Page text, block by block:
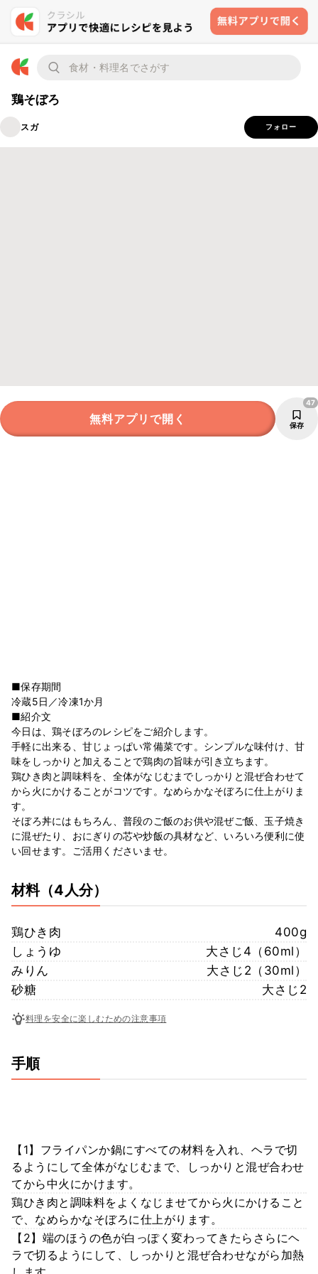
鶏そぼろ
スガ フォロー
無料アプリで開く 保存
47
■保存期間
冷蔵5日／冷凍1か月
■紹介文
今日は、鶏そぼろのレシピをご紹介します。
手軽に出来る、甘じょっぱい常備菜です。シンプルな味付け、甘
味をしっかりと加えることで鶏肉の旨味が引き立ちます。
鶏ひき肉と調味料を、全体がなじむまでしっかりと混ぜ合わせて
から火にかけることがコツです。なめらかなそぼろに仕上がりま
す。
そぼろ丼にはもちろん、普段のご飯のお供や混ぜご飯、玉子焼き
に混ぜたり、おにぎりの芯や炒飯の具材など、いろいろ便利に使
い回せます。ご活用くださいませ。
材料（4人分）
鶏ひき肉
400g
しょうゆ
大さじ4（60ml）
みりん
大さじ2（30ml）
砂糖
大さじ2
料理を安全に楽しむための注意事項
手順
【1】フライパンか鍋にすべての材料を入れ、ヘラで切
るようにして全体がなじむまで、しっかりと混ぜ合わせ
てから中火にかけます。
鶏ひき肉と調味料をよくなじませてから火にかけること
で、なめらかなそぼろに仕上がります。
【2】端のほうの色が白っぽく変わってきたらさらにヘ
ラで切るようにして、しっかりと混ぜ合わせながら加熱